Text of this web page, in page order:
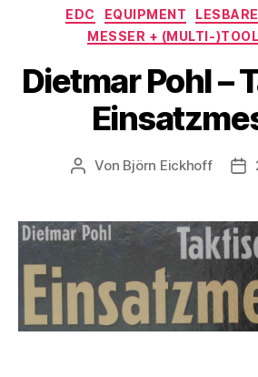
EDC EQUIPMENT
MESSER + (MULTI-
Dietmar Pohl –
Beitragsautor
Von Björn Eickhoff